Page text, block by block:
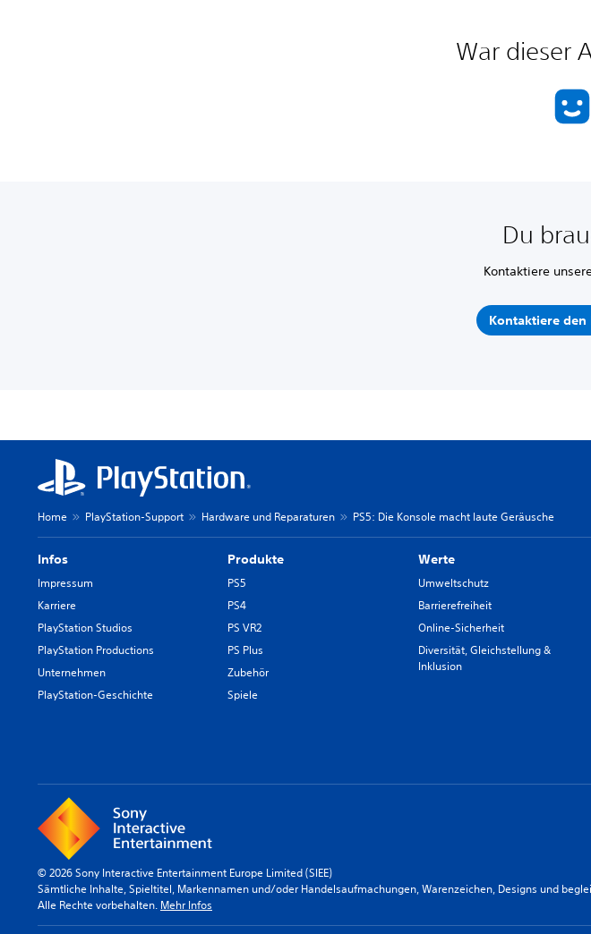
War dieser
Du
Kontaktiere
Kontaktiere
Home PlayStation-Support Hardware und Reparaturen PS5: Die Konsole macht laute Geräusche
Infos
Impressum
Karriere
PlayStation Studios
PlayStation Productions
Unternehmen
PlayStation-Geschichte
Produkte
PS5
PS4
PS VR2
PS Plus
Zubehör
Spiele
Werte
Umweltschutz
Barrierefreiheit
Online-Sicherheit
Diversität, Gleichstellung &
Inklusion
© 2026 Sony Interactive Entertainment Europe Limited (SIEE)
Sämtliche Inhalte, Spieltitel, Markennamen und/oder Handelsaufmachungen, Warenzeichen, Designs und
Alle Rechte vorbehalten. Mehr Infos